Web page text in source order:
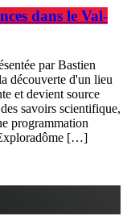
dans le Val-
par Bastien
découverte d'un lieu
et devient source
savoirs scientifique,
programmation
[…]